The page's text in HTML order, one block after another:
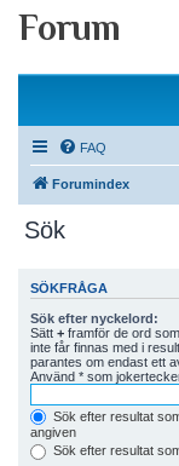
Forum